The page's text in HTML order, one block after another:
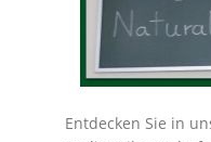
Entdecken Sie in